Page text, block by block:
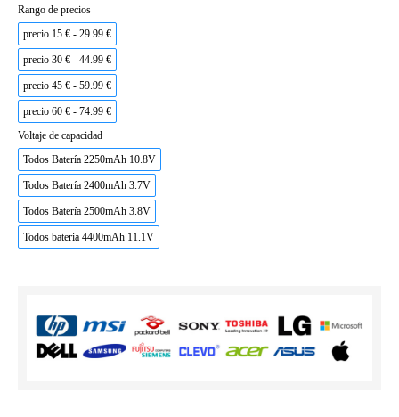
Rango de precios
precio 15 € - 29.99 €
precio 30 € - 44.99 €
precio 45 € - 59.99 €
precio 60 € - 74.99 €
Voltaje de capacidad
Todos Batería 2250mAh 10.8V
Todos Batería 2400mAh 3.7V
Todos Batería 2500mAh 3.8V
Todos bateria 4400mAh 11.1V